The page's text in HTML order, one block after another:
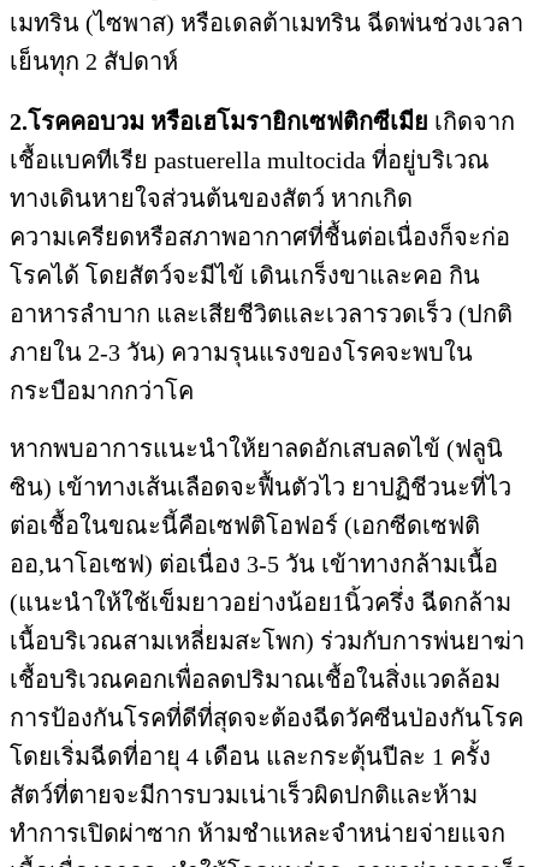
เมทริน (ไซพาส) หรือเดลต้าเมทริน ฉีดพ่นช่วงเวลา
เย็นทุก 2 สัปดาห์
2.โรคคอบวม หรือเฮโมรายิกเซฟติกซีเมีย เกิดจาก
เชื้อแบคทีเรีย pastuerella multocida ที่อยู่บริเวณ
ทางเดินหายใจส่วนต้นของสัตว์ หากเกิด
ความเครียดหรือสภาพอากาศที่ชื้นต่อเนื่องก็จะก่อ
โรคได้ โดยสัตว์จะมีไข้ เดินเกร็งขาและคอ กิน
อาหารลำบาก และเสียชีวิตและเวลารวดเร็ว (ปกติ
ภายใน 2-3 วัน) ความรุนแรงของโรคจะพบใน
กระบือมากกว่าโค
หากพบอาการแนะนำให้ยาลดอักเสบลดไข้ (ฟลูนิ
ซิน) เข้าทางเส้นเลือดจะฟื้นตัวไว ยาปฏิชีวนะที่ไว
ต่อเชื้อในขณะนี้คือเซฟติโอฟอร์ (เอกซีดเซฟติ
ออ,นาโอเซฟ) ต่อเนื่อง 3-5 วัน เข้าทางกล้ามเนื้อ
(แนะนำให้ใช้เข็มยาวอย่างน้อย1นิ้วครึ่ง ฉีดกล้าม
เนื้อบริเวณสามเหลี่ยมสะโพก) ร่วมกับการพ่นยาฆ่า
เชื้อบริเวณคอกเพื่อลดปริมาณเชื้อในสิ่งแวดล้อม
การป้องกันโรคที่ดีที่สุดจะต้องฉีดวัคซีนป่องกันโรค
โดยเริ่มฉีดที่อายุ 4 เดือน และกระตุ้นปีละ 1 ครั้ง
สัตว์ที่ตายจะมีการบวมเน่าเร็วผิดปกติและห้าม
ทำการเปิดผ่าซาก ห้ามชำแหละจำหน่ายจ่ายแจก